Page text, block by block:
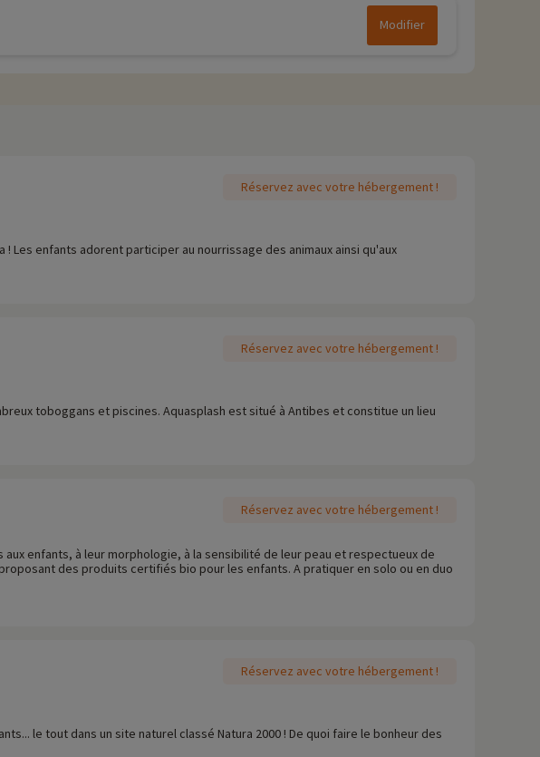
Modifier
Réservez avec votre hébergement !
Les enfants adorent participer au nourrissage des animaux ainsi qu'aux
Réservez avec votre hébergement !
toboggans et piscines. Aquasplash est situé à Antibes et constitue un lieu
Réservez avec votre hébergement !
enfants, à leur morphologie, à la sensibilité de leur peau et respectueux de
des produits certifiés bio pour les enfants. A pratiquer en solo ou en duo
Réservez avec votre hébergement !
le tout dans un site naturel classé Natura 2000 ! De quoi faire le bonheur des